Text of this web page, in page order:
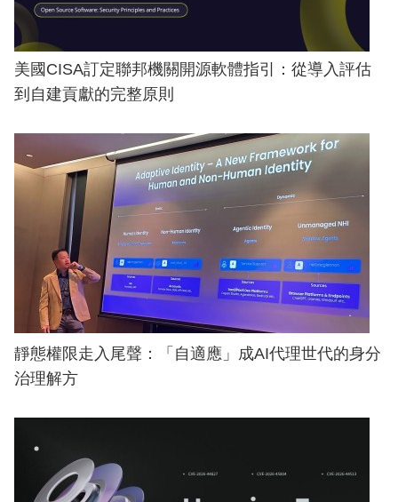
美國CISA訂定聯邦機關開源軟體指引：從導入評估
到自建貢獻的完整原則
靜態權限走入尾聲：「自適應」成AI代理世代的身分
治理解方